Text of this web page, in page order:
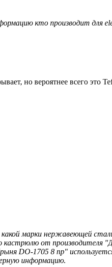
кто производит для
но вероятнее всего это
марки нержавеющей
кастрюлю от производителя
DO-1705 8 пр"
информацию.